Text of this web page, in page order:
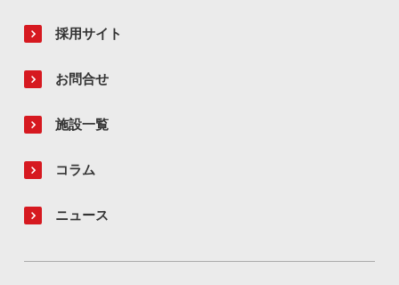
採用サイト
お問合せ
施設一覧
コラム
ニュース